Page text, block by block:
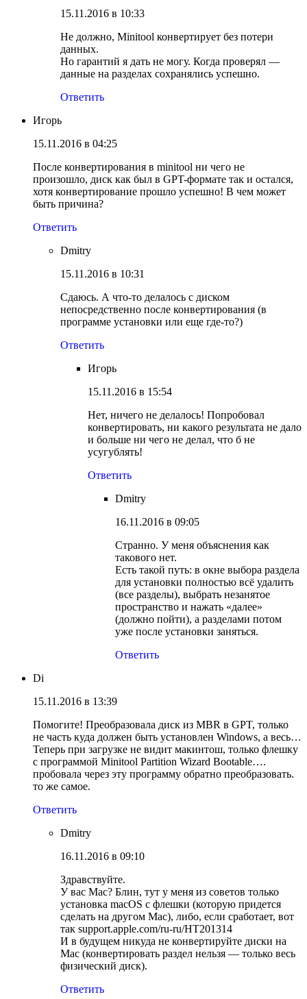
15.11.2016 в 10:33
Не должно, Minitool конвертирует без потери
данных.
Но гарантий я дать не могу. Когда проверял —
данные на разделах сохранялись успешно.
Ответить
Игорь
15.11.2016 в 04:25
После конвертирования в minitool ни чего не
произошло, диск как был в GPT-формате так и остался,
хотя конвертирование прошло успешно! В чем может
быть причина?
Ответить
Dmitry
15.11.2016 в 10:31
Сдаюсь. А что-то делалось с диском
непосредственно после конвертирования (в
программе установки или еще где-то?)
Ответить
Игорь
15.11.2016 в 15:54
Нет, ничего не делалось! Попробовал
конвертировать, ни какого результата не дало
и больше ни чего не делал, что б не
усугублять!
Ответить
Dmitry
16.11.2016 в 09:05
Странно. У меня объяснения как
такового нет.
Есть такой путь: в окне выбора раздела
для установки полностью всё удалить
(все разделы), выбрать незанятое
пространство и нажать «далее»
(должно пойти), а разделами потом
уже после установки заняться.
Ответить
Di
15.11.2016 в 13:39
Помогите! Преобразовала диск из MBR в GPT, только
не часть куда должен быть установлен Windows, а весь…
Теперь при загрузке не видит макинтош, только флешку
с программой Minitool Partition Wizard Bootable….
пробовала через эту программу обратно преобразовать.
то же самое.
Ответить
Dmitry
16.11.2016 в 09:10
Здравствуйте.
У вас Mac? Блин, тут у меня из советов только
установка macOS с флешки (которую придется
сделать на другом Mac), либо, если сработает, вот
так support.apple.com/ru-ru/HT201314
И в будущем никуда не конвертируйте диски на
Mac (конвертировать раздел нельзя — только весь
физический диск).
Ответить